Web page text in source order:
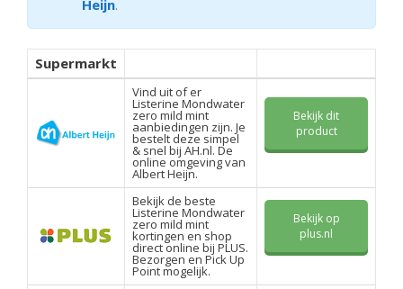
Heijn.
Supermarkt
Vind uit of er
Listerine Mondwater
zero mild mint
aanbiedingen zijn. Je
bestelt deze simpel
& snel bij AH.nl. De
online omgeving van
Albert Heijn.
Bekijk dit
product
Bekijk de beste
Listerine Mondwater
zero mild mint
kortingen en shop
direct online bij PLUS.
Bezorgen en Pick Up
Point mogelijk.
Bekijk op
plus.nl